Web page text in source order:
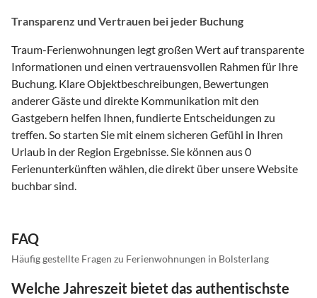
Transparenz und Vertrauen bei jeder Buchung
Traum-Ferienwohnungen legt großen Wert auf transparente
Informationen und einen vertrauensvollen Rahmen für Ihre
Buchung. Klare Objektbeschreibungen, Bewertungen
anderer Gäste und direkte Kommunikation mit den
Gastgebern helfen Ihnen, fundierte Entscheidungen zu
treffen. So starten Sie mit einem sicheren Gefühl in Ihren
Urlaub in der Region Ergebnisse. Sie können aus 0
Ferienunterkünften wählen, die direkt über unsere Website
buchbar sind.
FAQ
Häufig gestellte Fragen zu Ferienwohnungen in Bolsterlang
Welche Jahreszeit bietet das authentischste